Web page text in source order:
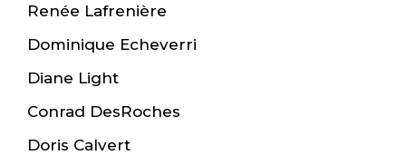
Renée Lafrenière
Dominique Echeverri
Diane Light
Conrad DesRoches
Doris Calvert